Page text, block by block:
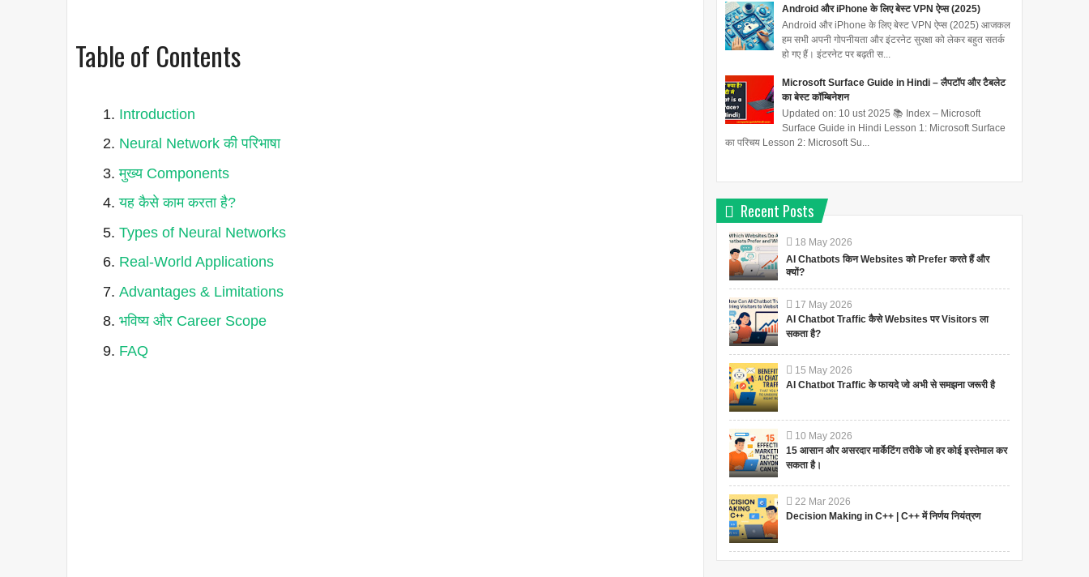
Table of Contents
Introduction
Neural Network की परिभाषा
मुख्य Components
यह कैसे काम करता है?
Types of Neural Networks
Real-World Applications
Advantages & Limitations
भविष्य और Career Scope
FAQ
Android और iPhone के लिए बेस्ट VPN ऐप्स (2025)
Android और iPhone के लिए बेस्ट VPN ऐप्स (2025) आजकल
हम सभी अपनी गोपनीयता और इंटरनेट सुरक्षा को लेकर बहुत सतर्क
हो गए हैं। इंटरनेट पर बढ़ती स...
Microsoft Surface Guide in Hindi – लैपटॉप और टैबलेट
का बेस्ट कॉम्बिनेशन
Updated on: 10 ust 2025 📚 Index – Microsoft
Surface Guide in Hindi Lesson 1: Microsoft Surface
का परिचय Lesson 2: Microsoft Su...
Recent Posts
18 May 2026
AI Chatbots किन Websites को Prefer करते हैं और
क्यों?
17 May 2026
AI Chatbot Traffic कैसे Websites पर Visitors ला
सकता है?
15 May 2026
AI Chatbot Traffic के फायदे जो अभी से समझना जरूरी है
10 May 2026
15 आसान और असरदार मार्केटिंग तरीके जो हर कोई इस्तेमाल कर
सकता है।
22 Mar 2026
Decision Making in C++ | C++ में निर्णय नियंत्रण